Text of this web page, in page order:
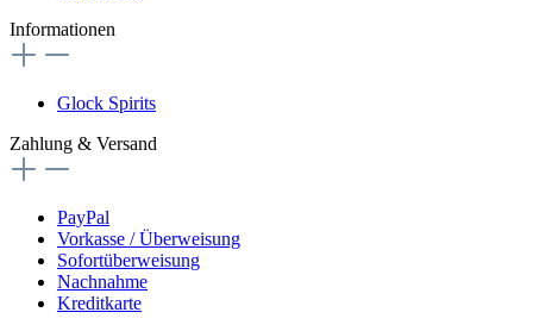
Informationen
Glock Spirits
Zahlung & Versand
PayPal
Vorkasse / Überweisung
Sofortüberweisung
Nachnahme
Kreditkarte